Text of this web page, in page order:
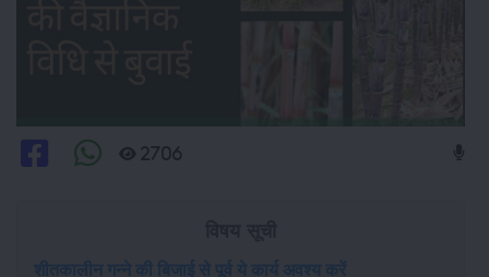
2706
शीतकालीन गन्ने की बिजाई से पूर्व ये कार्य अवश्य करें